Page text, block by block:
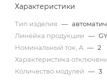
Характеристики
Тип изделия —
Линейка продукции —
Номинальный ток, A — 2
Характеристика
Количество модулей — 3